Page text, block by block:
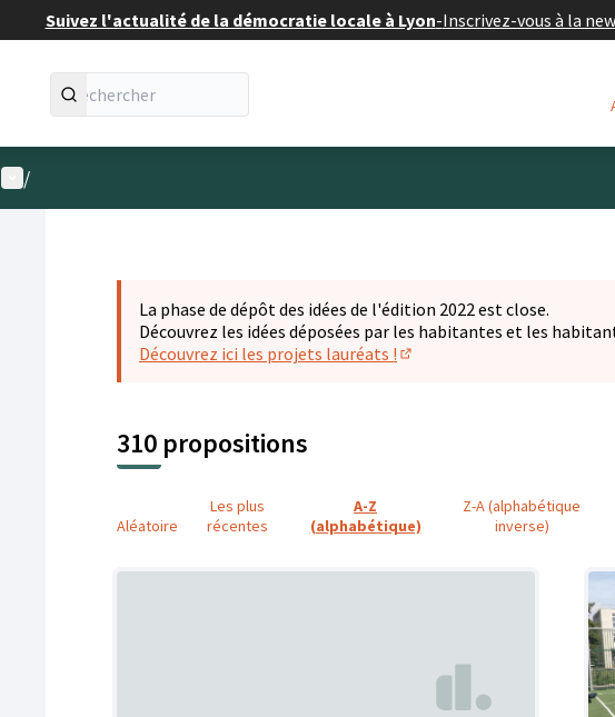
Suivez l'actualité de la démocratie locale à Lyon-Inscrivez-vous à la
Menu utilisateur
/
La phase de dépôt des idées de l'édition 2022 est close.
Découvrez les idées déposées par les habitantes et les
Découvrez ici les projets lauréats !
310 propositions
Aléatoire
Les plus
récentes
A-Z
(alphabétique)
Z-A (alphabétique
inverse)